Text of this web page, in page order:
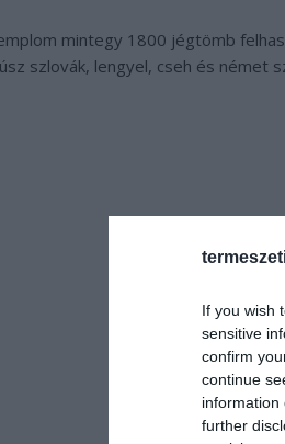
If you wish
sensitive
confirm
continue
information
further
mintegy 1800 jégtömb
szlovák, lengyel, cseh és német